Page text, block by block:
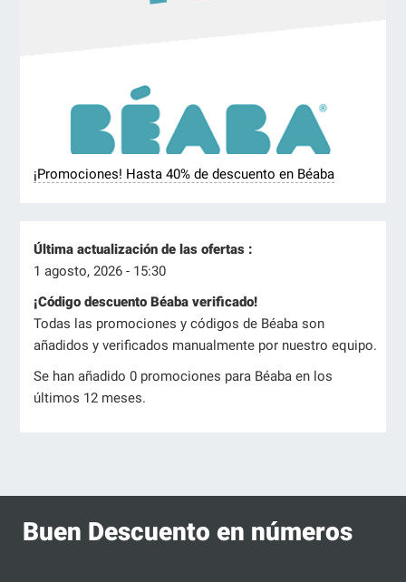
¡Promociones! Hasta 40% de descuento en Béaba
Última actualización de las ofertas :
1 agosto, 2026 - 15:30
¡Código descuento Béaba verificado!
Todas las promociones y códigos de Béaba son
añadidos y verificados manualmente por nuestro equipo.
Se han añadido 0 promociones para Béaba en los
últimos 12 meses.
Buen Descuento en números